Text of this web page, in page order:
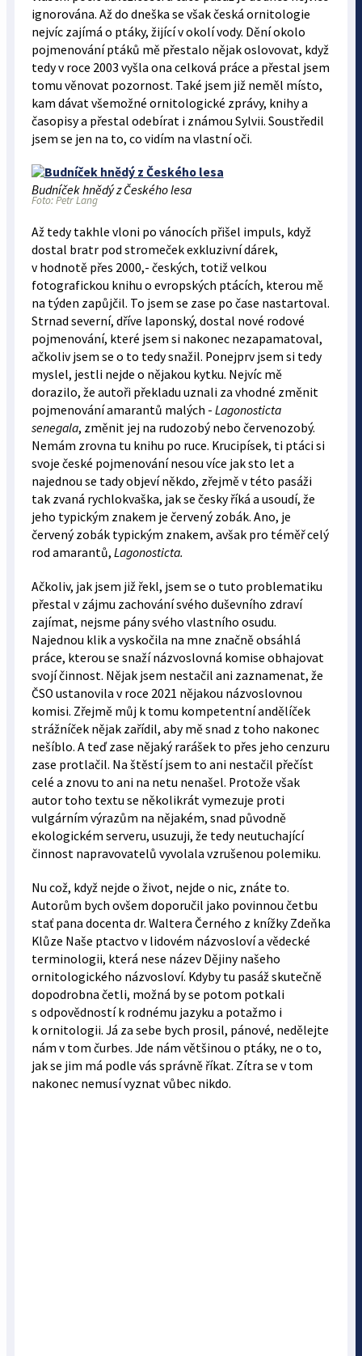
ignorována. Až do dneška se však česká ornitologie
nejvíc zajímá o ptáky, žijící v okolí vody. Dění okolo
pojmenování ptáků mě přestalo nějak oslovovat, když
tedy v roce 2003 vyšla ona celková práce a přestal jsem
tomu věnovat pozornost. Také jsem již neměl místo,
kam dávat všemožné ornitologické zprávy, knihy a
časopisy a přestal odebírat i známou Sylvii. Soustředil
jsem se jen na to, co vidím na vlastní oči.
Budníček hnědý z Českého lesa
Foto: Petr Lang
Až tedy takhle vloni po vánocích přišel impuls, když
dostal bratr pod stromeček exkluzivní dárek,
v hodnotě přes 2000,- českých, totiž velkou
fotografickou knihu o evropských ptácích, kterou mě
na týden zapůjčil. To jsem se zase po čase nastartoval.
Strnad severní, dříve laponský, dostal nové rodové
pojmenování, které jsem si nakonec nezapamatoval,
ačkoliv jsem se o to tedy snažil. Ponejprv jsem si tedy
myslel, jestli nejde o nějakou kytku. Nejvíc mě
dorazilo, že autoři překladu uznali za vhodné změnit
pojmenování amarantů malých - Lagonosticta
senegala, změnit jej na rudozobý nebo červenozobý.
Nemám zrovna tu knihu po ruce. Krucipísek, ti ptáci si
svoje české pojmenování nesou více jak sto let a
najednou se tady objeví někdo, zřejmě v této pasáži
tak zvaná rychlokvaška, jak se česky říká a usoudí, že
jeho typickým znakem je červený zobák. Ano, je
červený zobák typickým znakem, avšak pro téměř celý
rod amarantů, Lagonosticta.
Ačkoliv, jak jsem již řekl, jsem se o tuto problematiku
přestal v zájmu zachování svého duševního zdraví
zajímat, nejsme pány svého vlastního osudu.
Najednou klik a vyskočila na mne značně obsáhlá
práce, kterou se snaží názvoslovná komise obhajovat
svojí činnost. Nějak jsem nestačil ani zaznamenat, že
ČSO ustanovila v roce 2021 nějakou názvoslovnou
komisi. Zřejmě můj k tomu kompetentní andělíček
strážníček nějak zařídil, aby mě snad z toho nakonec
nešíblo. A teď zase nějaký rarášek to přes jeho cenzuru
zase protlačil. Na štěstí jsem to ani nestačil přečíst
celé a znovu to ani na netu nenašel. Protože však
autor toho textu se několikrát vymezuje proti
vulgárním výrazům na nějakém, snad původně
ekologickém serveru, usuzuji, že tedy neutuchající
činnost napravovatelů vyvolala vzrušenou polemiku.
Nu což, když nejde o život, nejde o nic, znáte to.
Autorům bych ovšem doporučil jako povinnou četbu
stať pana docenta dr. Waltera Černého z knížky Zdeňka
Klůze Naše ptactvo v lidovém názvosloví a vědecké
terminologii, která nese název Dějiny našeho
ornitologického názvosloví. Kdyby tu pasáž skutečně
dopodrobna četli, možná by se potom potkali
s odpovědností k rodnému jazyku a potažmo i
k ornitologii. Já za sebe bych prosil, pánové, nedělejte
nám v tom čurbes. Jde nám většinou o ptáky, ne o to,
jak se jim má podle vás správně říkat. Zítra se v tom
nakonec nemusí vyznat vůbec nikdo.